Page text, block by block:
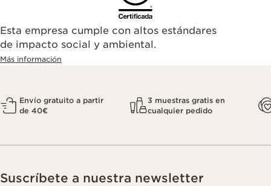
Esta empresa cumple con altos estándares
de impacto social y ambiental.
Más información
Envío gratuito a partir
de 40€
3 muestras gratis en
cualquier pedido
Suscríbete a nuestra newsletter